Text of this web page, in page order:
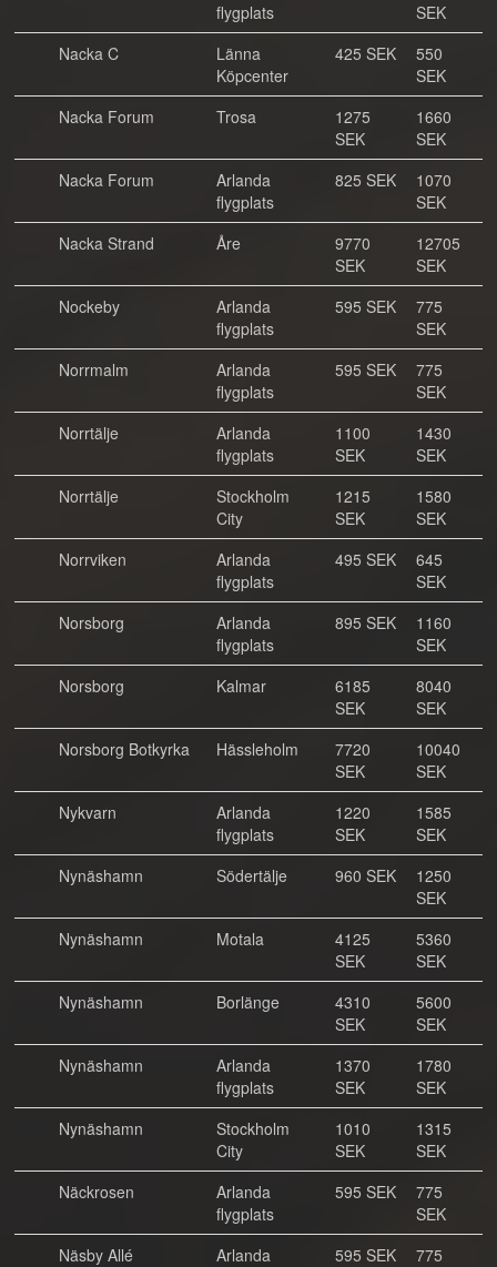
flygplats
SEK
Nacka C
Länna
Köpcenter
425 SEK
550
SEK
Nacka Forum
Trosa
1275
SEK
1660
SEK
Nacka Forum
Arlanda
flygplats
825 SEK
1070
SEK
Nacka Strand
Åre
9770
SEK
12705
SEK
Nockeby
Arlanda
flygplats
595 SEK
775
SEK
Norrmalm
Arlanda
flygplats
595 SEK
775
SEK
Norrtälje
Arlanda
flygplats
1100
SEK
1430
SEK
Norrtälje
Stockholm
City
1215
SEK
1580
SEK
Norrviken
Arlanda
flygplats
495 SEK
645
SEK
Norsborg
Arlanda
flygplats
895 SEK
1160
SEK
Norsborg
Kalmar
6185
SEK
8040
SEK
Norsborg Botkyrka
Hässleholm
7720
SEK
10040
SEK
Nykvarn
Arlanda
flygplats
1220
SEK
1585
SEK
Nynäshamn
Södertälje 960 SEK
1250
SEK
Nynäshamn
Motala
4125
SEK
5360
SEK
Nynäshamn
Borlänge
4310
SEK
5600
SEK
Nynäshamn
Arlanda
flygplats
1370
SEK
1780
SEK
Nynäshamn
Stockholm
City
1010
SEK
1315
SEK
Näckrosen
Arlanda
flygplats
595 SEK
775
SEK
Näsby Allé
Arlanda
595 SEK
775